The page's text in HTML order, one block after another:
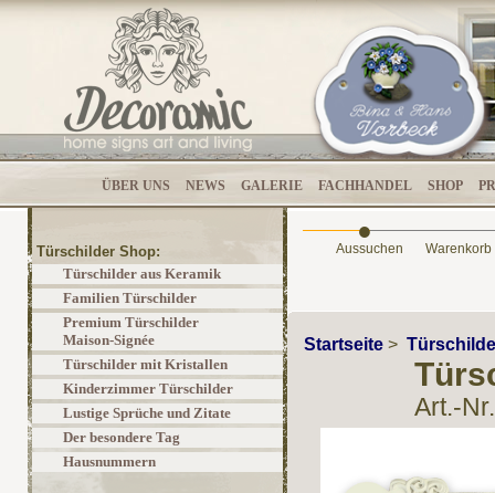
ÜBER UNS NEWS GALERIE FACHHANDEL SHOP
Türschilder Shop:
Türschilder aus Keramik
Familien Türschilder
Premium Türschilder
Maison-Signée
Türschilder mit Kristallen
Kinderzimmer Türschilder
Lustige Sprüche und Zitate
Der besondere Tag
Hausnummern
•
Aussuchen Warenkorb
Startseite >
Art.-